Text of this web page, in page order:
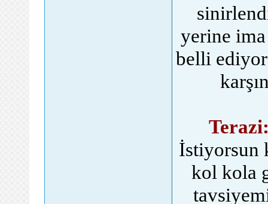
yerine
belli
İstiyorsun
kol kola